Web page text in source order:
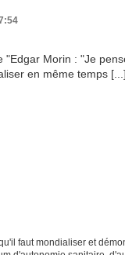
faut mondialiser et